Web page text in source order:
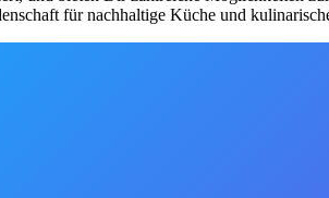
für nachhaltige Küche und